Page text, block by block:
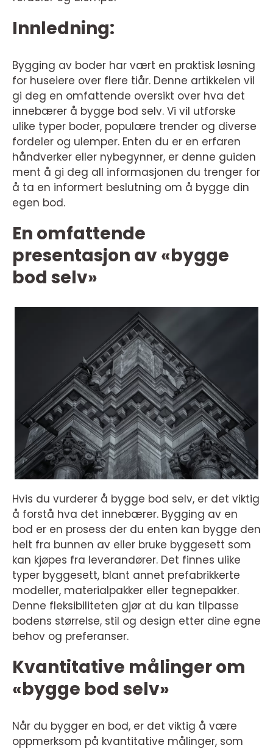
Innledning:
Bygging av boder har vært en praktisk løsning
for huseiere over flere tiår. Denne artikkelen vil
gi deg en omfattende oversikt over hva det
innebærer å bygge bod selv. Vi vil utforske
ulike typer boder, populære trender og diverse
fordeler og ulemper. Enten du er en erfaren
håndverker eller nybegynner, er denne guiden
ment å gi deg all informasjonen du trenger for
å ta en informert beslutning om å bygge din
egen bod.
En omfattende
presentasjon av «bygge
bod selv»
Hvis du vurderer å bygge bod selv, er det viktig
å forstå hva det innebærer. Bygging av en
bod er en prosess der du enten kan bygge den
helt fra bunnen av eller bruke byggesett som
kan kjøpes fra leverandører. Det finnes ulike
typer byggesett, blant annet prefabrikkerte
modeller, materialpakker eller tegnepakker.
Denne fleksibiliteten gjør at du kan tilpasse
bodens størrelse, stil og design etter dine egne
behov og preferanser.
Kvantitative målinger om
«bygge bod selv»
Når du bygger en bod, er det viktig å være
oppmerksom på kvantitative målinger, som